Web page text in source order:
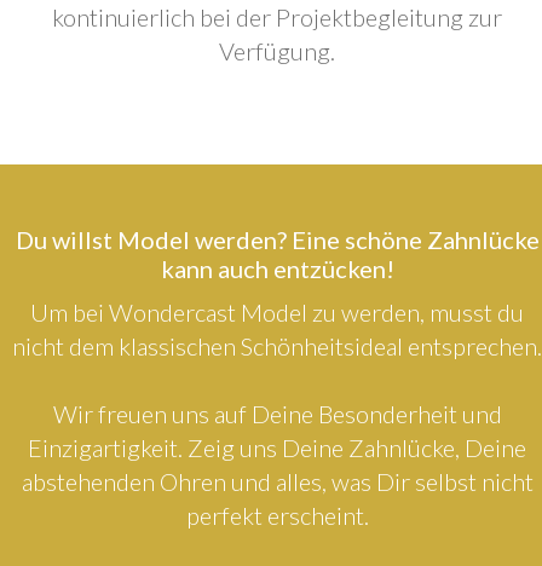
kontinuierlich bei der Projektbegleitung zur
Verfügung.
Du willst Model werden? Eine schöne Zahnlücke
kann auch entzücken!
Um bei Wondercast Model zu werden, musst du
nicht dem klassischen Schönheitsideal entsprechen.
Wir freuen uns auf Deine Besonderheit und
Einzigartigkeit. Zeig uns Deine Zahnlücke, Deine
abstehenden Ohren und alles, was Dir selbst nicht
perfekt erscheint.